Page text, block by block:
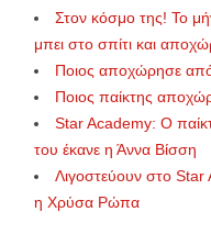
Στον κόσμο της! Το
μπει στο σπίτι και
Ποιος αποχώρησε
Ποιος παίκτης
Star Academy: Ο
του έκανε η Άννα Βίσση
Λιγοστεύουν στο
η Χρύσα Ρώπα